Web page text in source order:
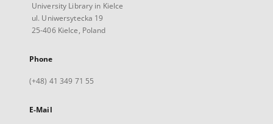
University Library in Kielce
ul. Uniwersytecka 19
25-406 Kielce, Poland
Phone
(+48) 41 349 71 55
E-Mail